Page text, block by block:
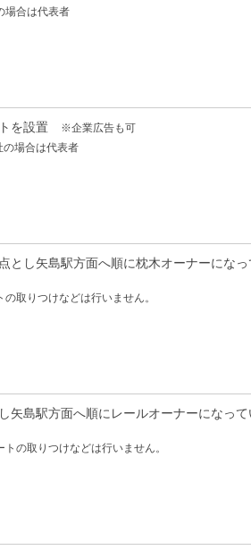
場合は代表者
を設置 ※企業広告も可
場合は代表者
とし矢島駅方面へ順に枕木オーナーになっ
取りつけなどは行いません。
矢島駅方面へ順にレールオーナーになっ
の取りつけなどは行いません。